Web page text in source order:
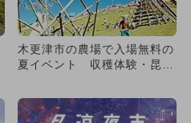
木更津市の農場で入場無料の
夏イベント 収穫体験・昆